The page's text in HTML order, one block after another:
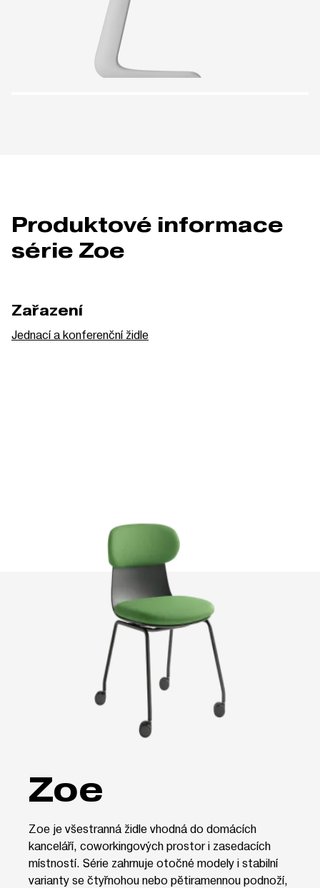
Produktové informace
série Zoe
Zařazení
Jednací a konferenční židle
Zoe
Zoe je všestranná židle vhodná do domácích
kanceláří, coworkingových prostor i zasedacích
místností. Série zahrnuje otočné modely i stabilní
varianty se čtyřnohou nebo pětiramennou podnoží,